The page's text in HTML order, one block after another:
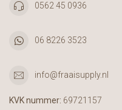
0562 45 0936
06 8226 3523
info@fraaisupply.nl
KVK nummer: 69721157